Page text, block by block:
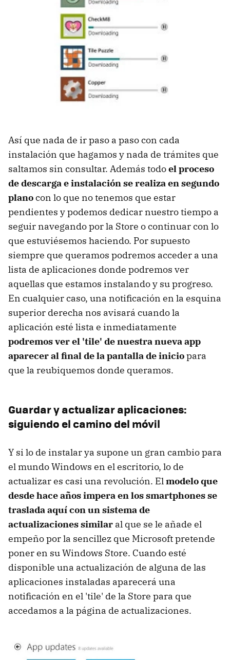
Así que nada de ir paso a paso con cada
instalación que hagamos y nada de trámites que
saltamos sin consultar. Además todoel proceso
de descarga e instalación se realiza en segundo
planocon lo que no tenemos que estar
pendientes y podemos dedicar nuestro tiempo a
seguir navegando por la Store o continuar con lo
que estuviésemos haciendo. Por supuesto
siempre que queramos podremos acceder a una
lista de aplicaciones donde podremos ver
aquellas que estamos instalando y su progreso.
En cualquier caso, una notificación en la esquina
superior derecha nos avisará cuando la
aplicación esté lista e inmediatamente
podremos ver el 'tile' de nuestra nueva app
aparecer al final de la pantalla de iniciopara
que la reubiquemos donde queramos.
Guardar y actualizar aplicaciones:
siguiendo el camino del móvil
Y si lo de instalar ya supone un gran cambio para
el mundo Windows en el escritorio, lo de
actualizar es casi una revolución. Elmodelo que
desde hace años impera en los smartphones se
traslada aquí con un sistema de
actualizaciones similar al que se le añade el
empeño por la sencillez que Microsoft pretende
poner en su Windows Store. Cuando esté
disponible una actualización de alguna de las
aplicaciones instaladas aparecerá una
notificación en el 'tile' de la Store para que
accedamos a la página de actualizaciones.